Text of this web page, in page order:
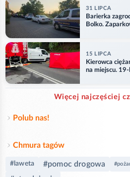
31 LIPCA
Barierka
Bolko.
15 LIPCA
Kierowca
na miejscu.
Więcej najczęściej
Polub nas!
Chmura tagów
#laweta #pomoc drogowa